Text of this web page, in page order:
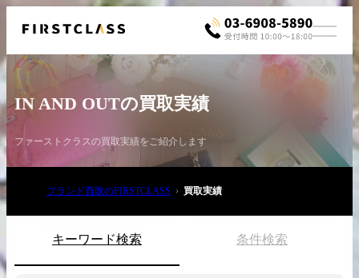
03-6908-5890
IN AND OUTの買取実績
ファーストクラスの買取実績をご紹介します
ブランド買取のFIRSTCLASS 買取実績
キーワード検索 条件検索